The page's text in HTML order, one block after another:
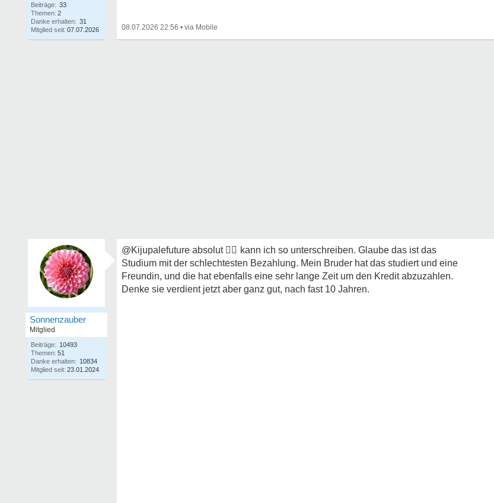
Beiträge: 33
Themen: 2
Danke erhalten: 31
Mitglied seit: 07.07.2026 08.07.2026 22:56 •
Sonnenzauber
Mitglied
Beiträge: 10493
Themen: 51
Danke erhalten: 10834
Mitglied seit: 23.01.2024
@Kijupalefuture absolut 👍🏼 kann ich so unterschreiben. Glaube das ist das
Studium mit der schlechtesten Bezahlung. Mein Bruder hat das studiert und eine
Freundin, und die hat ebenfalls eine sehr lange Zeit um den Kredit abzuzahlen.
Denke sie verdient jetzt aber ganz gut, nach fast 10 Jahren.